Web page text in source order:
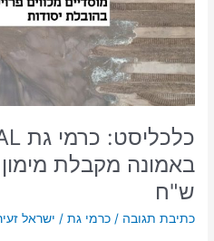
ש"ח
כתיבת תגובה /כרמי גת / ישראל
חברת
באמונה
מקבלת
מימון
של
900
מיליון
ש"ח